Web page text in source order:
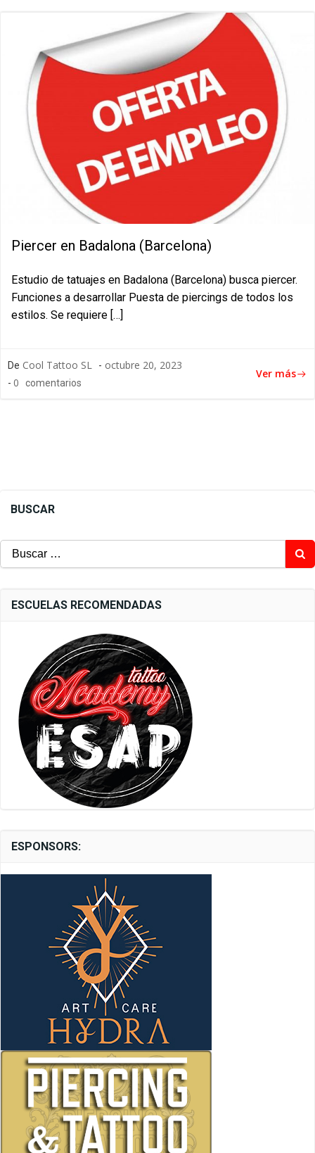
Piercer en Badalona (Barcelona)
Estudio de tatuajes en Badalona (Barcelona) busca piercer.
Funciones a desarrollar Puesta de piercings de todos los
estilos. Se requiere […]
De Cool Tattoo SL - octubre 20, 2023
- 0 comentarios
Ver más
BUSCAR
Buscar:
ESCUELAS RECOMENDADAS
ESPONSORS: